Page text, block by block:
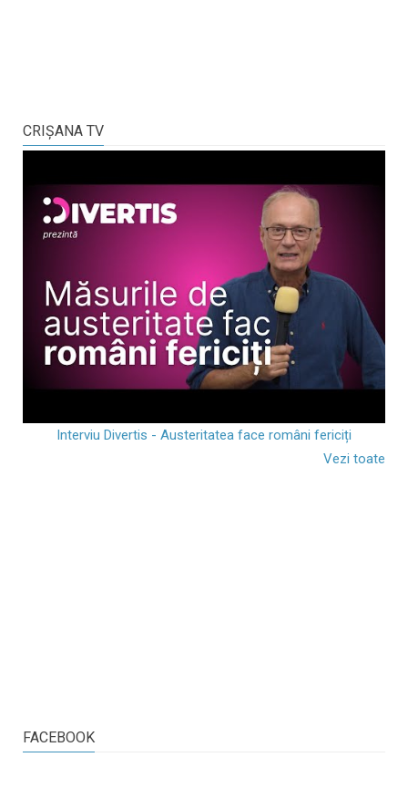
CRIŞANA TV
Interviu Divertis - Austeritatea face români fericiți
Vezi toate
FACEBOOK